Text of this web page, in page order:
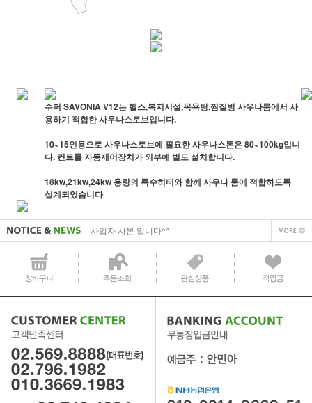
수퍼 SAVONIA V12는 헬스,복지시설,목욕탕,찜질방 사우나룸에서 사
용하기 적합한 사우나스토브입니다.
10~15인용으로 사우나스토브에 필요한 사우나스톤은 80~100kg입니
다. 컨트롤 자동제어장치가 외부에 별도 설치합니다.
18kw,21kw,24kw 용량의 특수히터와 함께 사우나 룸에 적합하도록
설계되었습니다사업자 사본 입니다^^
사업자 사본 입니다^^
통장 사본 입니다 ^^